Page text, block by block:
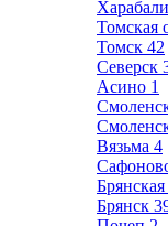
Харабали
Томская
Томск 42
Северск
Асино 1
Вязьма 4
Брянская
Брянск